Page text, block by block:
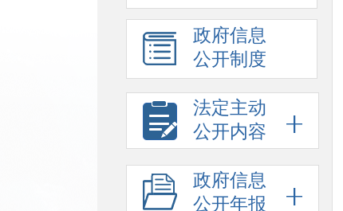
政府信息
公开制度
法定主动
公开内容
政府信息
公开年报